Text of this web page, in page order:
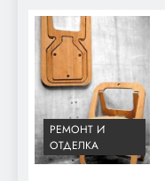
РЕМОНТ И
ОТДЕЛКА